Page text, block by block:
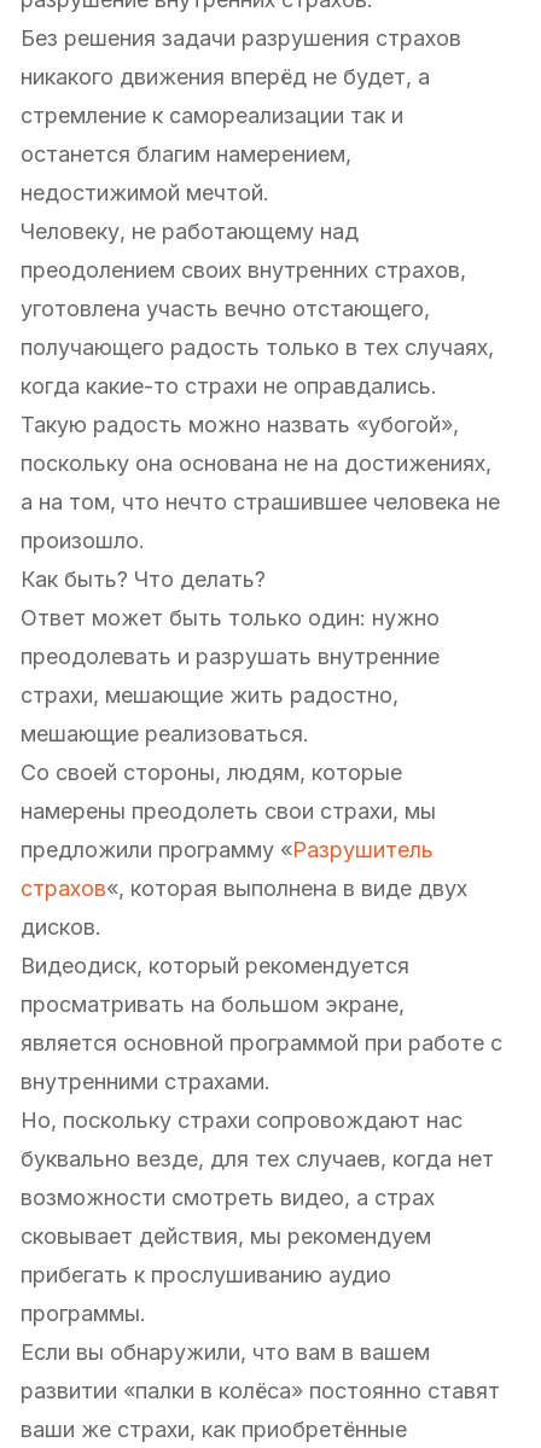
Без решения задачи разрушения страхов
никакого движения вперёд не будет, а
стремление к самореализации так и
останется благим намерением,
недостижимой мечтой.
Человеку, не работающему над
преодолением своих внутренних страхов,
уготовлена участь вечно отстающего,
получающего радость только в тех случаях,
когда какие-то страхи не оправдались.
Такую радость можно назвать «убогой»,
поскольку она основана не на достижениях,
а на том, что нечто страшившее человека не
произошло.
Как быть? Что делать?
Ответ может быть только один: нужно
преодолевать и разрушать внутренние
страхи, мешающие жить радостно,
мешающие реализоваться.
Со своей стороны, людям, которые
намерены преодолеть свои страхи, мы
предложили программу «Разрушитель
страхов«, которая выполнена в виде двух
дисков.
Видеодиск, который рекомендуется
просматривать на большом экране,
является основной программой при работе с
внутренними страхами.
Но, поскольку страхи сопровождают нас
буквально везде, для тех случаев, когда нет
возможности смотреть видео, а страх
сковывает действия, мы рекомендуем
прибегать к прослушиванию аудио
программы.
Если вы обнаружили, что вам в вашем
развитии «палки в колёса» постоянно ставят
ваши же страхи, как приобретённые